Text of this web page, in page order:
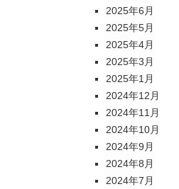
2025年6月
2025年5月
2025年4月
2025年3月
2025年1月
2024年12月
2024年11月
2024年10月
2024年9月
2024年8月
2024年7月